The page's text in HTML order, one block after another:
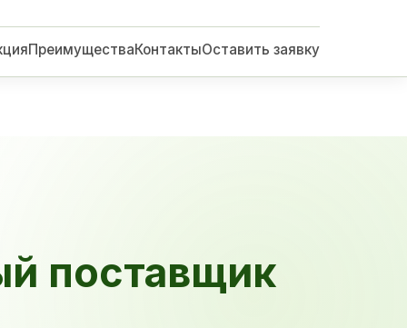
ПреимуществаКонтактыОставить заявку
поставщик